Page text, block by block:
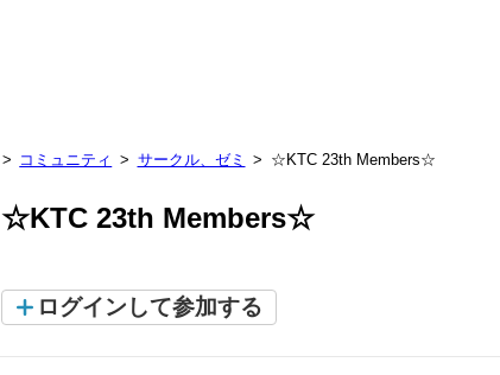
コミュニティ サークル、ゼミ ☆KTC 23th Members☆
☆KTC 23th Members☆
ログインして参加する